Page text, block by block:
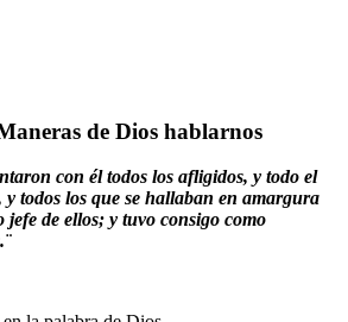
de Dios hablarnos
con él todos los afligidos, y todo el
y todos los que se hallaban en amargura
jefe de ellos; y tuvo consigo como